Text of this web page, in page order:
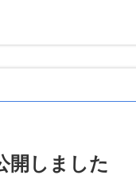
開しました